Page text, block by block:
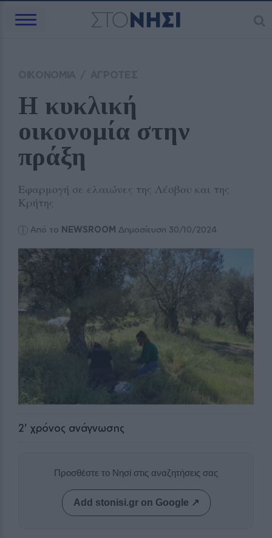
Η κυκλική
οικονομία στην
πράξη
Εφαρμογή σε ελαιώνες της Λέσβου και της
Κρήτης
Από το NEWSROOM Δημοσίευση 30/10/2024
2' χρόνος ανάγνωσης
Προσθέστε το Νησί στις αναζητήσεις σας
Add stonisi.gr on Google ↗